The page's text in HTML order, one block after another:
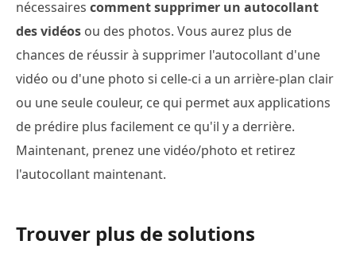
nécessaires comment supprimer un autocollant
des vidéos ou des photos. Vous aurez plus de
chances de réussir à supprimer l'autocollant d'une
vidéo ou d'une photo si celle-ci a un arrière-plan clair
ou une seule couleur, ce qui permet aux applications
de prédire plus facilement ce qu'il y a derrière.
Maintenant, prenez une vidéo/photo et retirez
l'autocollant maintenant.
Trouver plus de solutions